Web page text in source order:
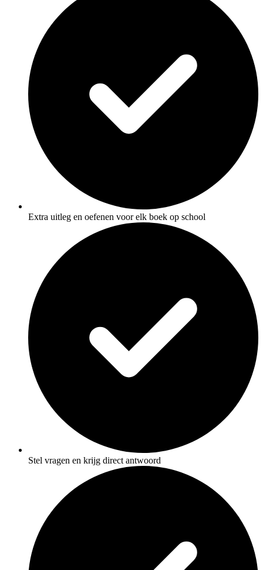
Extra uitleg en oefenen voor elk boek op school
Stel vragen en krijg direct antwoord